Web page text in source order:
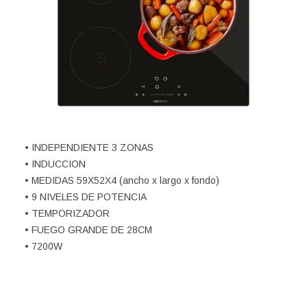
• INDEPENDIENTE 3 ZONAS
• INDUCCION
• MEDIDAS 59X52X4 (ancho x largo x fondo)
• 9 NIVELES DE POTENCIA
• TEMPORIZADOR
• FUEGO GRANDE DE 28CM
• 7200W